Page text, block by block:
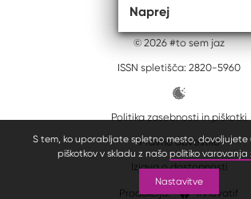
S tem, ko uporabljate spletno mesto, dovoljujete
piškotkov v skladu z našo politiko varovanja
Nastavitve
© 2026 #to sem jaz
ISSN spletišča: 2820-5960
Politika zasebnosti in piškotki
Pravno obvestilo
Izjava o dostopnosti
Produkcija: Innovatif
Naprej